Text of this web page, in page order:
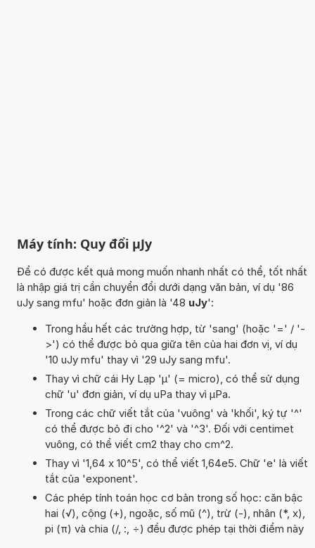
Máy tính: Quy đổi µJy
Để có được kết quả mong muốn nhanh nhất có thể, tốt nhất
là nhập giá trị cần chuyển đổi dưới dạng văn bản, ví dụ '86
uJy sang mfu' hoặc đơn giản là '48 uJy':
Trong hầu hết các trường hợp, từ 'sang' (hoặc '=' / '-
>') có thể được bỏ qua giữa tên của hai đơn vị, ví dụ
'10 uJy mfu' thay vì '29 uJy sang mfu'.
Thay vì chữ cái Hy Lạp 'µ' (= micro), có thể sử dụng
chữ 'u' đơn giản, ví dụ uPa thay vì µPa.
Trong các chữ viết tắt của 'vuông' và 'khối', ký tự '^'
có thể được bỏ đi cho '^2' và '^3'. Đối với centimet
vuông, có thể viết cm2 thay cho cm^2.
Thay vì '1,64 x 10^5', có thể viết 1,64e5. Chữ 'e' là viết
tắt của 'exponent'.
Các phép tính toán học cơ bản trong số học: căn bậc
hai (√), cộng (+), ngoặc, số mũ (^), trừ (-), nhân (*, x),
pi (π) và chia (/, :, ÷) đều được phép tại thời điểm này